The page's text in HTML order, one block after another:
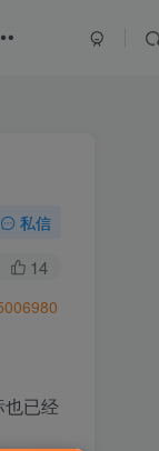
私信
14
也已经